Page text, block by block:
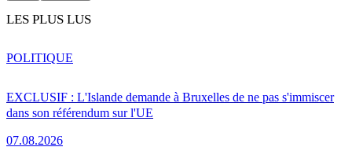
LES PLUS LUS
EXCLUSIF : L'Islande demande à Bruxelles de ne pas s'immiscer
dans son référendum sur l'UE
07.08.2026
POLITIQUE